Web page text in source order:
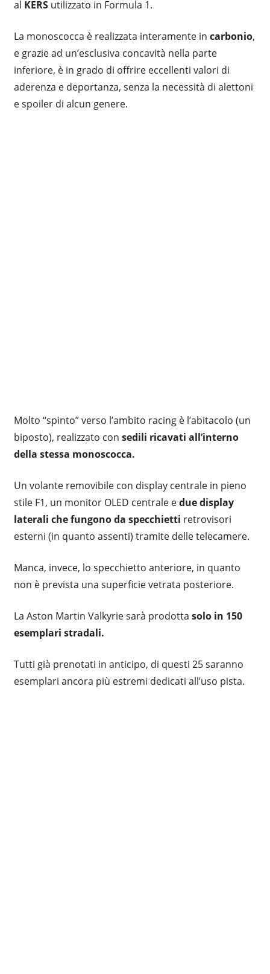
al KERSutilizzato in Formula 1.
La monoscocca è realizzata interamente in carbonio,
e grazie ad un’esclusiva concavità nella parte
inferiore, è in grado di offrire eccellenti valori di
aderenza e deportanza, senza la necessità di alettoni
e spoiler di alcun genere.
Molto “spinto” verso l’ambito racing è l’abitacolo (un
biposto), realizzato con sedili ricavati all’interno
della stessa monoscocca.
Un volante removibile con display centrale in pieno
stile F1, un monitor OLED centrale edue display
laterali che fungono da specchietti retrovisori
esterni (in quanto assenti) tramite delle telecamere.
Manca, invece, lo specchietto anteriore, in quanto
non è prevista una superficie vetrata posteriore.
La Aston Martin Valkyrie sarà prodotta solo in 150
esemplari stradali.
Tutti già prenotati in anticipo, di questi 25 saranno
esemplari ancora più estremi dedicati all’uso pista.